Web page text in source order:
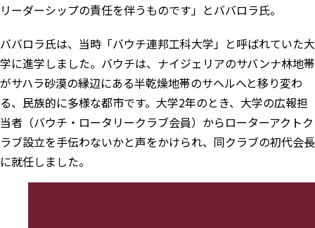
リーダーシップの責任を伴うものです」とババロラ氏。
ババロラ氏は、当時「バウチ連邦工科大学」と呼ばれていた大
学に進学しました。バウチは、ナイジェリアのサバンナ林地帯
がサハラ砂漠の縁辺にある半乾燥地帯のサヘルへと移り変わ
る、民族的に多様な都市です。大学2年のとき、大学の広報担
当者（バウチ・ロータリークラブ会員）からローターアクトク
ラブ設立を手伝わないかと声をかけられ、同クラブの初代会長
に就任しました。